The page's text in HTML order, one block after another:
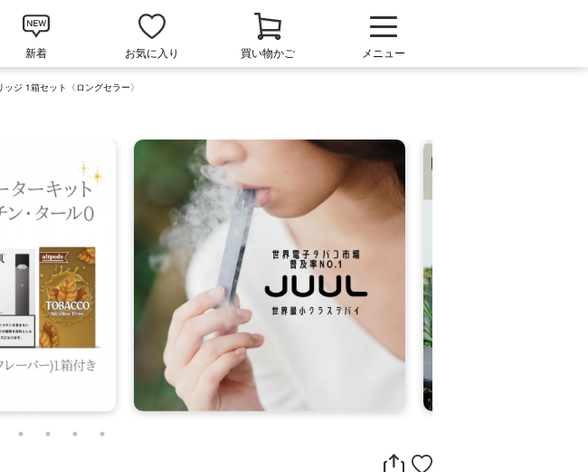
新着 お気に入り 買い物かご メニュー
ジ 1箱セット〈ロングセラー〉